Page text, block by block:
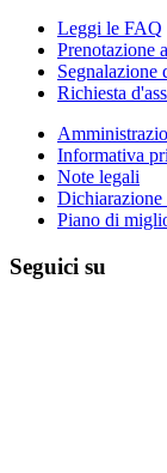
Leggi le FAQ
Prenotazione
Segnalazione
Richiesta
Informativa
Note legali
Dichiarazione
Piano di
Seguici su